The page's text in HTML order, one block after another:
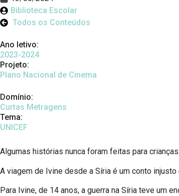
Biblioteca Escolar
Todos os Conteúdos
Ano letivo:
2023-2024
Projeto:
Plano Nacional de Cinema
Domínio:
Curtas Metragens
Tema:
UNICEF
Algumas histórias nunca foram feitas para crianças.
A viagem de Ivine desde a Síria é um conto
Para Ivine, de 14 anos, a guerra na Síria teve um